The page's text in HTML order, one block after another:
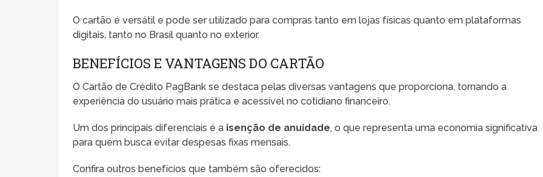
O cartão é versátil e pode ser utilizado para compras tanto em lojas físicas quanto em plataformas
digitais, tanto no Brasil quanto no exterior.
BENEFÍCIOS E VANTAGENS DO CARTÃO
O Cartão de Crédito PagBank se destaca pelas diversas vantagens que proporciona, tornando a
experiência do usuário mais prática e acessível no cotidiano financeiro.
Um dos principais diferenciais é a isenção de anuidade, o que representa uma economia significativa
para quem busca evitar despesas fixas mensais.
Confira outros benefícios que também são oferecidos: